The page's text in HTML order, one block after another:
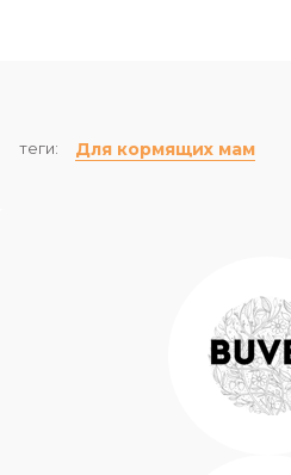
теги: Для кормящих мам